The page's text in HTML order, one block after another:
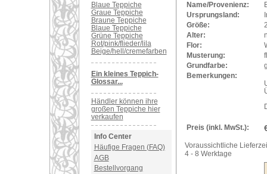
Blaue Teppiche
Graue Teppiche
Braune Teppiche
Blaue Teppiche
Grüne Teppiche
Rot/pink/flieder/lila
Beige/hell/cremefarben
Ein kleines Teppich-
Glossar...
Händler können ihre
großen Teppiche hier
verkaufen
Info Center
Häufige Fragen (FAQ)
AGB
Bestellvorgang
Name/Provenienz:
Ursprungsland:
Größe:
Alter:
Flor:
Musterung:
Grundfarbe:
Bemerkungen:
Preis (inkl. MwSt.):
Voraussichtliche
4 - 8 Werktage